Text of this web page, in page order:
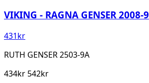
VIKING - RAGNA GENSER 2008-9
431kr
RUTH GENSER 2503-9A
434kr 542kr